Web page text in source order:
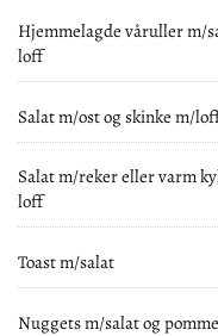
Hjemmelagde våruller m/
loff
Salat m/ost og skinke m/
Salat m/reker eller varm
loff
Toast m/salat
Nuggets m/salat og